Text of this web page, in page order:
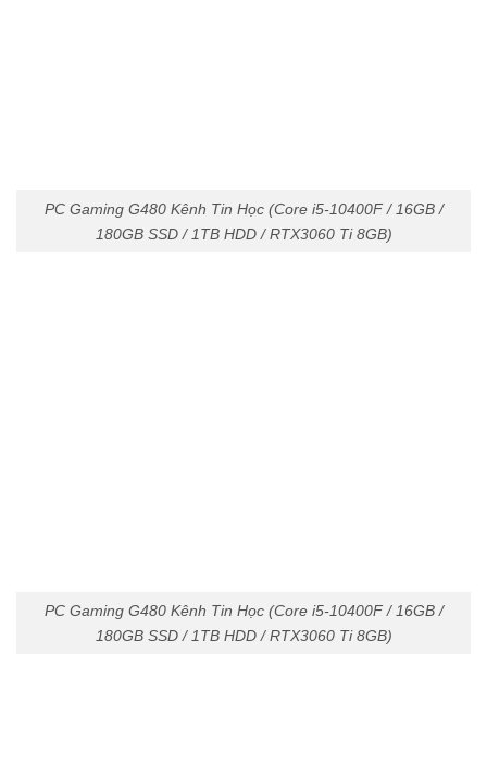
PC Gaming G480 Kênh Tin Học (Core i5-10400F / 16GB /
180GB SSD / 1TB HDD / RTX3060 Ti 8GB)
PC Gaming G480 Kênh Tin Học (Core i5-10400F / 16GB /
180GB SSD / 1TB HDD / RTX3060 Ti 8GB)